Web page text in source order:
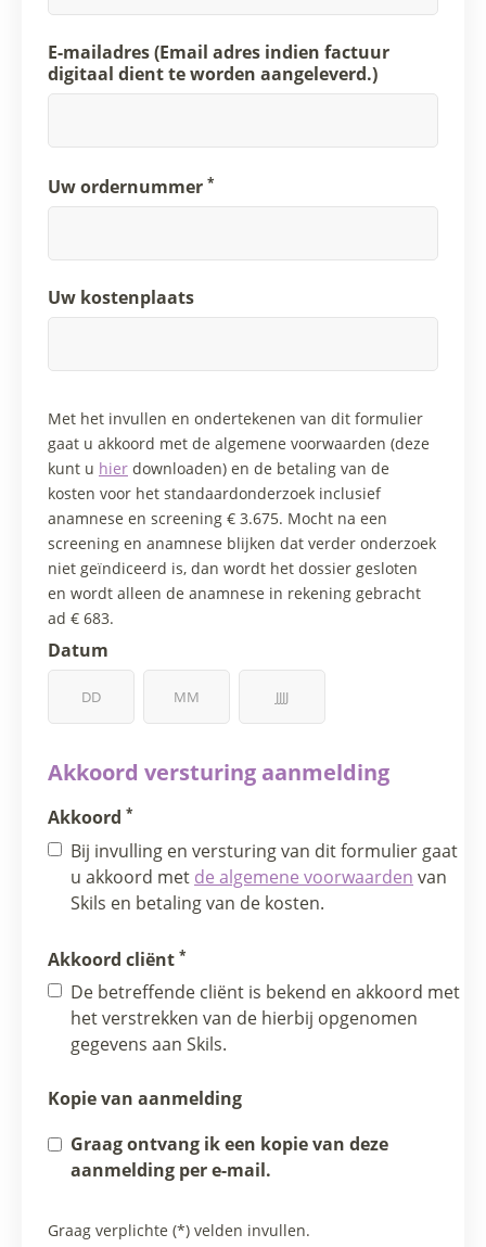
E-mailadres (Email adres indien factuur
digitaal dient te worden aangeleverd.)
Uw ordernummer *
Uw kostenplaats
Met het invullen en ondertekenen van dit formulier
gaat u akkoord met de algemene voorwaarden (deze
kunt u hier downloaden) en de betaling van de
kosten voor het standaardonderzoek inclusief
anamnese en screening € 3.675. Mocht na een
screening en anamnese blijken dat verder onderzoek
niet geïndiceerd is, dan wordt het dossier gesloten
en wordt alleen de anamnese in rekening gebracht
ad € 683.
Datum
Akkoord versturing aanmelding
Akkoord *
Bij invulling en versturing van dit formulier gaat
u akkoord met de algemene voorwaarden van
Skils en betaling van de kosten.
Akkoord cliënt *
De betreffende cliënt is bekend en akkoord met
het verstrekken van de hierbij opgenomen
gegevens aan Skils.
Kopie van aanmelding
Graag ontvang ik een kopie van deze
aanmelding per e-mail.
Graag verplichte (*) velden invullen.